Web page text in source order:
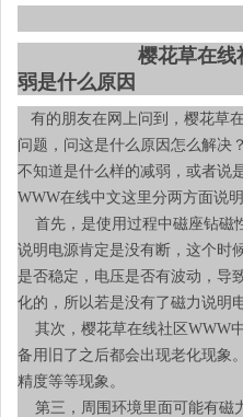
樱花草在线社区
弱是什么原因
有的朋友在网上问到，樱花
问题，问这是什么原因怎么解
不知道是什么样的减弱，或者说
WWW在线中文这里分两方面说明一下
首先，是使用过程中磁座钻磁性
说明电源肯定是没有断，这个时
是否稳定，电压是否有波动，
化的，所以若是没有了磁力说明电
其次，樱花草在线社区WWW
备用旧了之后都会出现老化现象
精度等等现象。
第三，周围环境里面可能有磁力